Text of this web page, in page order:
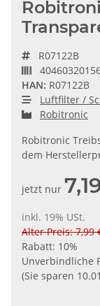
R07122B
HAN: R07122B
Luftfilter /
Robitronic
Robitronic
dem
jetzt nur
inkl. 19% USt.
Alter Preis: 7,99
Rabatt: 10%
Unverbindliche
(Sie sparen